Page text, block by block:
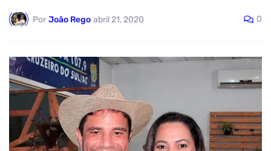
Por João Rego abril 21, 2020 0